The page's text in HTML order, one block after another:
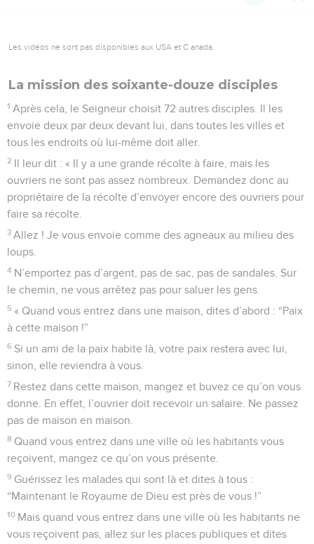
Les vidéos ne sont pas disponibles aux USA et C anada.
La mission des soixante-douze disciples
1 Après cela, le Seigneur choisit 72 autres disciples. Il les
envoie deux par deux devant lui, dans toutes les villes et
tous les endroits où lui-même doit aller.
2 Il leur dit : « Il y a une grande récolte à faire, mais les
ouvriers ne sont pas assez nombreux. Demandez donc au
propriétaire de la récolte d’envoyer encore des ouvriers pour
faire sa récolte.
3 Allez ! Je vous envoie comme des agneaux au milieu des
loups.
4 N’emportez pas d’argent, pas de sac, pas de sandales. Sur
le chemin, ne vous arrêtez pas pour saluer les gens.
5 « Quand vous entrez dans une maison, dites d’abord : “Paix
à cette maison !”
6 Si un ami de la paix habite là, votre paix restera avec lui,
sinon, elle reviendra à vous.
7 Restez dans cette maison, mangez et buvez ce qu’on vous
donne. En effet, l’ouvrier doit recevoir un salaire. Ne passez
pas de maison en maison.
8 Quand vous entrez dans une ville où les habitants vous
reçoivent, mangez ce qu’on vous présente.
9 Guérissez les malades qui sont là et dites à tous :
“Maintenant le Royaume de Dieu est près de vous !”
10 Mais quand vous entrez dans une ville où les habitants ne
vous reçoivent pas, allez sur les places publiques et dites